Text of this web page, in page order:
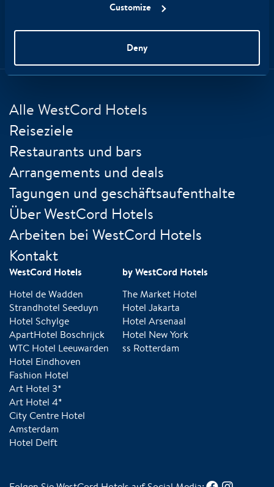
Customize
Deny
Sie jederzeit abbestellen können!
Alle WestCord Hotels
Reiseziele
Restaurants und bars
Arrangements und deals
Tagungen und geschäftsaufenthalte
Über WestCord Hotels
Arbeiten bei WestCord Hotels
Kontakt
WestCord Hotels
Hotel de Wadden
Strandhotel Seeduyn
Hotel Schylge
ApartHotel Boschrijck
WTC Hotel Leeuwarden
Hotel Eindhoven
Fashion Hotel
Art Hotel 3*
Art Hotel 4*
City Centre Hotel
Amsterdam
Hotel Delft
by WestCord Hotels
The Market Hotel
Hotel Jakarta
Hotel Arsenaal
Hotel New York
ss Rotterdam